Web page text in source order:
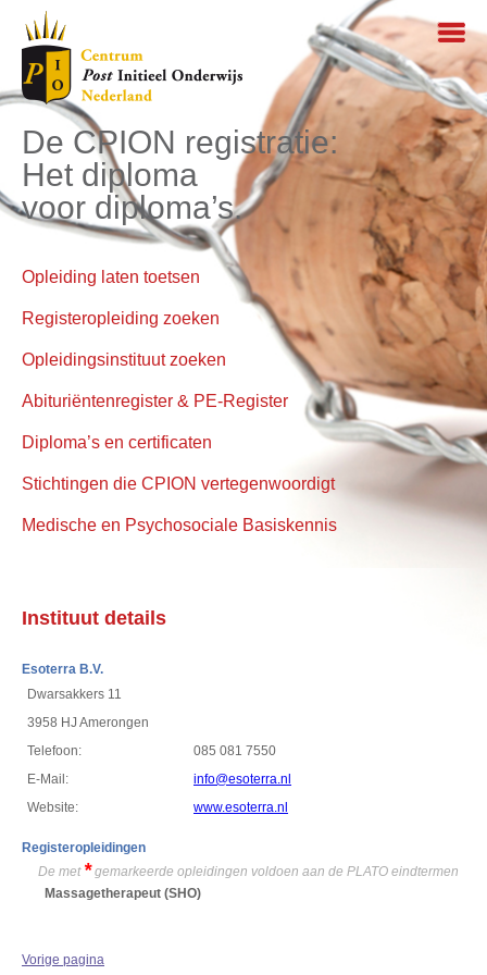
De CPION registratie:
Het diploma
voor diploma’s.
Opleiding laten toetsen
Registeropleiding zoeken
Opleidingsinstituut zoeken
Abituriëntenregister & PE-Register
Diploma’s en certificaten
Stichtingen die CPION vertegenwoordigt
Medische en Psychosociale Basiskennis
Instituut details
Esoterra B.V.
Dwarsakkers 11
3958 HJ Amerongen
Telefoon:
085 081 7550
E-Mail:
info@esoterra.nl
Website:
www.esoterra.nl
Registeropleidingen
De met *gemarkeerde opleidingen voldoen aan de PLATO eindtermen
Massagetherapeut (SHO)
Vorige pagina